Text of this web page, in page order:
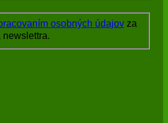
osobných údajov za